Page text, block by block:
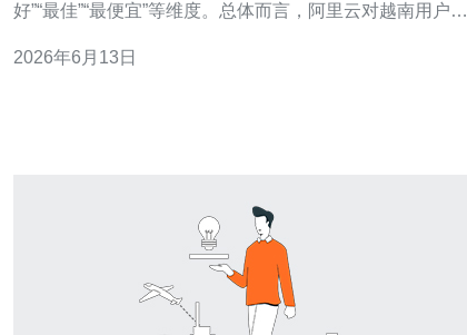
好”“最佳”“最便宜”等维度。总体而言，阿里云对越南用户是
阿里云的合作伙伴接入服务；就成本与全球能力而言，阿
2026年6月13日